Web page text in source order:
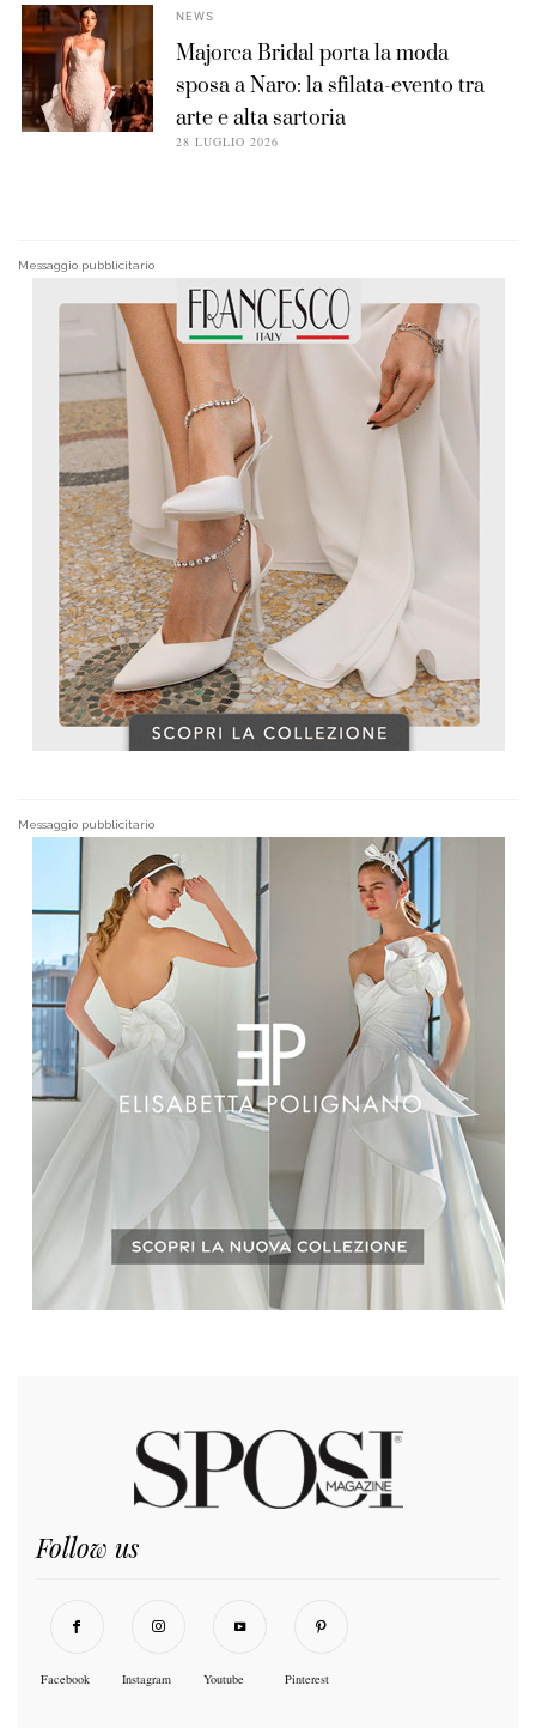
NEWS
Majorca Bridal porta la moda
sposa a Naro: la sfilata-evento tra
arte e alta sartoria
28 LUGLIO 2026
Messaggio pubblicitario
Messaggio pubblicitario
Follow us
Facebook Instagram Youtube Pinterest